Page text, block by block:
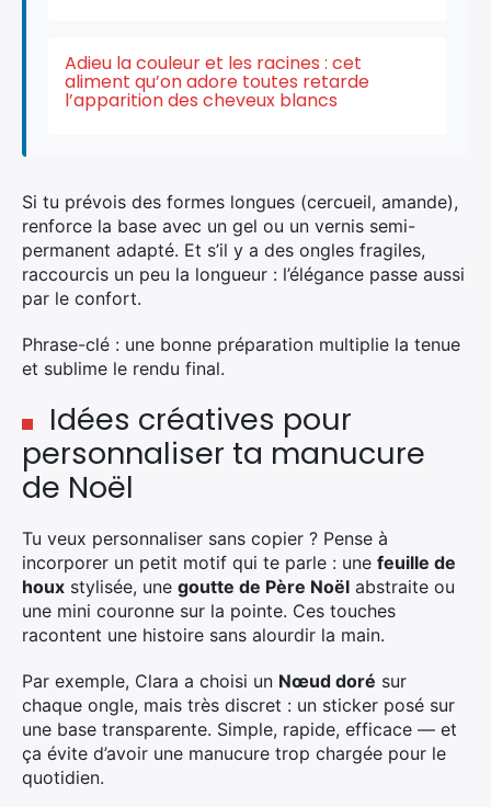
Adieu la couleur et les racines : cet
aliment qu’on adore toutes retarde
l’apparition des cheveux blancs
Si tu prévois des formes longues (cercueil, amande),
renforce la base avec un gel ou un vernis semi-
permanent adapté. Et s’il y a des ongles fragiles,
raccourcis un peu la longueur : l’élégance passe aussi
par le confort.
Phrase-clé : une bonne préparation multiplie la tenue
et sublime le rendu final.
Idées créatives pour
personnaliser ta manucure
de Noël
Tu veux personnaliser sans copier ? Pense à
incorporer un petit motif qui te parle : une feuille de
houx stylisée, une goutte de Père Noël abstraite ou
une mini couronne sur la pointe. Ces touches
racontent une histoire sans alourdir la main.
Par exemple, Clara a choisi un Nœud doré sur
chaque ongle, mais très discret : un sticker posé sur
une base transparente. Simple, rapide, efficace — et
ça évite d’avoir une manucure trop chargée pour le
quotidien.